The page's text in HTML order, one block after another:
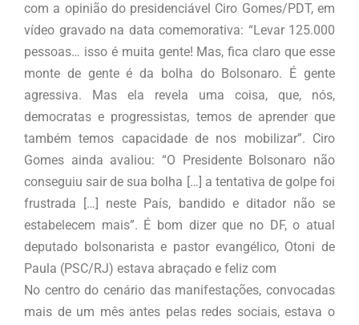
com a opinião do presidenciável Ciro Gomes/PDT, em
vídeo gravado na data comemorativa: “Levar 125.000
pessoas… isso é muita gente! Mas, fica claro que esse
monte de gente é da bolha do Bolsonaro. É gente
agressiva. Mas ela revela uma coisa, que, nós,
democratas e progressistas, temos de aprender que
também temos capacidade de nos mobilizar”. Ciro
Gomes ainda avaliou: “O Presidente Bolsonaro não
conseguiu sair de sua bolha […] a tentativa de golpe foi
frustrada […] neste País, bandido e ditador não se
estabelecem mais”. É bom dizer que no DF, o atual
deputado bolsonarista e pastor evangélico, Otoni de
Paula (PSC/RJ) estava abraçado e feliz com
No centro do cenário das manifestações, convocadas
mais de um mês antes pelas redes sociais, estava o